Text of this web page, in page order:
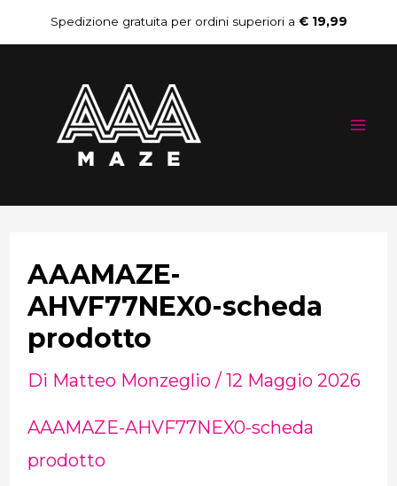
al
contenuto
Spedizione gratuita per ordini superiori a € 19,99
AAAMAZE-
AHVF77NEX0-scheda
prodotto
Di Matteo Monzeglio / 12 Maggio 2026
AAAMAZE-AHVF77NEX0-scheda
prodotto
Navigazione
articoli